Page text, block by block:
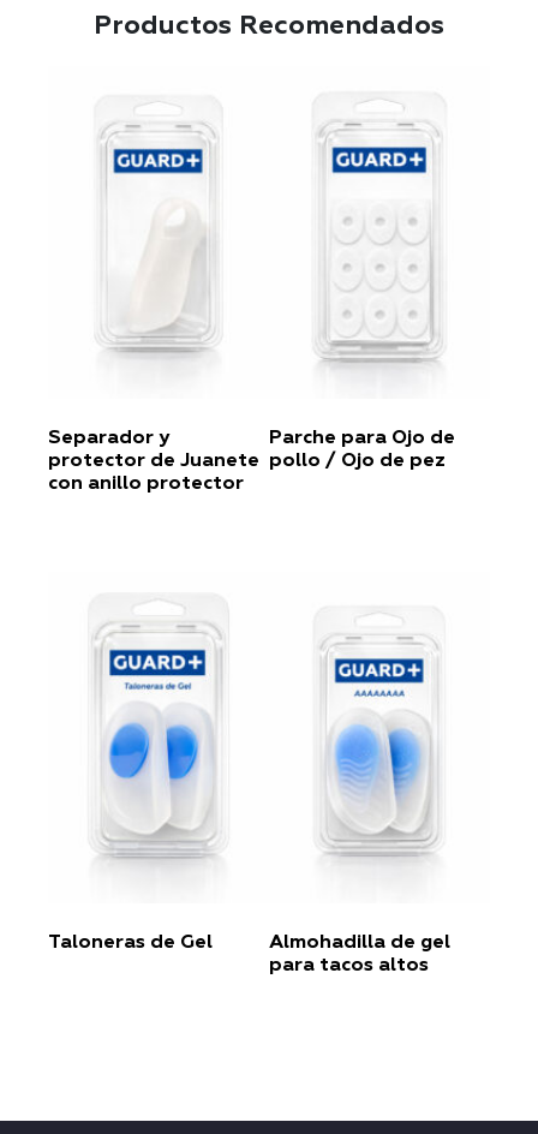
Productos Recomendados
Separador y
protector de Juanete
con anillo protector
Parche para Ojo de
pollo / Ojo de pez
Taloneras de Gel
Almohadilla de gel
para tacos altos